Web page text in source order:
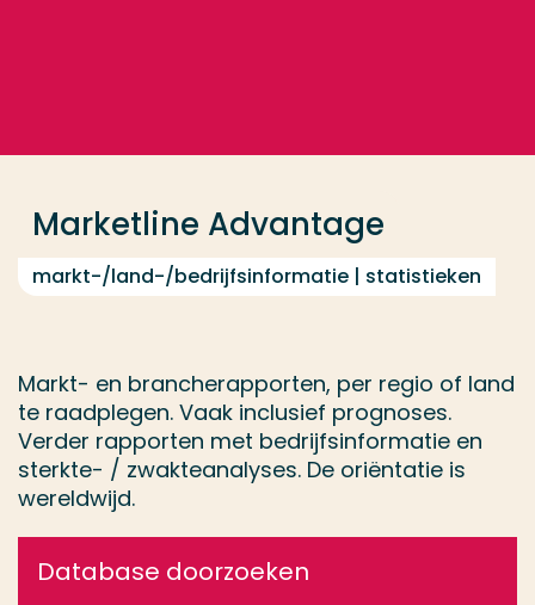
Marketline Advantage
markt-/land-/bedrijfsinformatie | statistieken
Markt- en brancherapporten, per regio of land
te raadplegen. Vaak inclusief prognoses.
Verder rapporten met bedrijfsinformatie en
sterkte- / zwakteanalyses. De oriëntatie is
wereldwijd.
Database doorzoeken
Opleiding
Contact